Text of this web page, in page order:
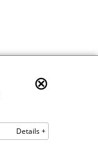
⊗
Details +